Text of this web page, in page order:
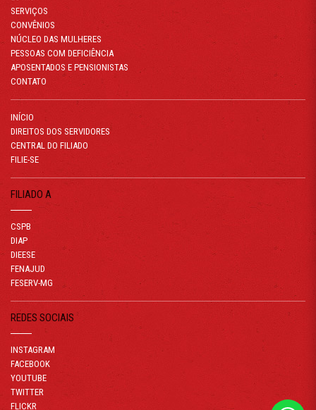
SERVIÇOS
CONVÊNIOS
NÚCLEO DAS MULHERES
PESSOAS COM DEFICIÊNCIA
APOSENTADOS E PENSIONISTAS
CONTATO
INÍCIO
DIREITOS DOS SERVIDORES
CENTRAL DO FILIADO
FILIE-SE
FILIADO A
CSPB
DIAP
DIEESE
FENAJUD
FESERV-MG
REDES SOCIAIS
INSTAGRAM
FACEBOOK
YOUTUBE
TWITTER
FLICKR